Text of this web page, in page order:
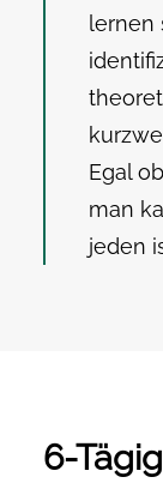
lernen
Egal
man
jeden
6-